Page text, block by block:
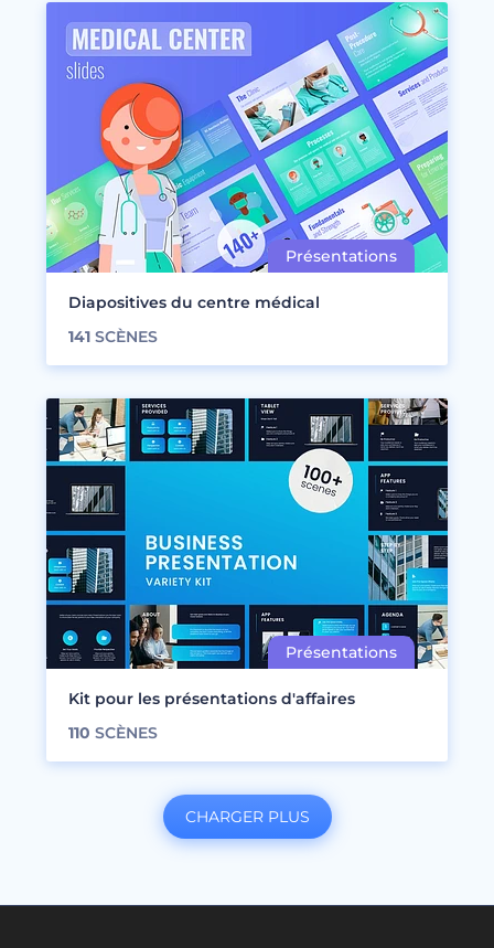
Diapositives du centre médical
141 SCÈNES
Kit pour les présentations d'affaires
110 SCÈNES
CHARGER PLUS